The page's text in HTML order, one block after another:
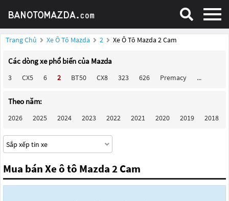
Trang Chủ Xe Ô Tô Mazda 2 Xe Ô Tô Mazda 2 Cam
Các dòng xe phổ biến của Mazda
3 CX5 6 2 BT50 CX8 323 626 Premacy ...
Theo năm:
2026 2025 2024 2023 2022 2021 2020 2019 2018
Mua bán Xe ô tô Mazda 2 Cam